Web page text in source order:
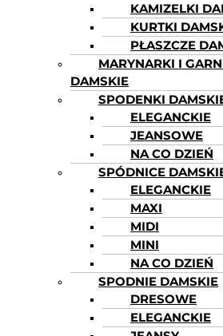
KAMIZELKI
KURTKI
PŁASZCZE
MARYNARKI I
DAMSKIE
SPODENKI
ELEGANCKIE
JEANSOWE
NA CO DZIEŃ
SPÓDNICE
ELEGANCKIE
MAXI
MIDI
MINI
NA CO DZIEŃ
SPODNIE DAMSKIE
DRESOWE
ELEGANCKIE